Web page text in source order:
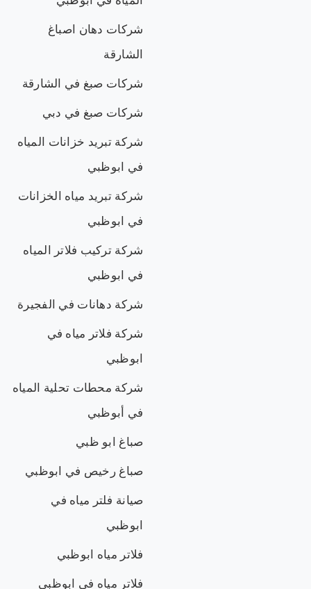
شركات دهان اصباغ
الشارقة
شركات صبغ في الشارقة
شركات صبغ في دبي
شركة تبريد خزانات المياه
في ابوظبي
شركة تبريد مياه الخزانات
في ابوظبي
شركة تركيب فلاتر المياه
في ابوظبي
شركة دهانات في الفجيرة
شركة فلاتر مياه في
ابوظبي
شركة محطات تحلية المياه
في أبوظبي
صباغ ابو ظبي
صباغ رخيص في ابوظبي
صيانة فلتر مياه في
ابوظبي
فلاتر مياه ابوظبي
فلاتر مياه في ابوظبي